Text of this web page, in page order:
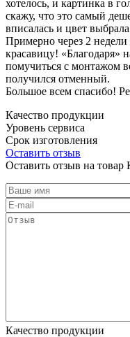
хотелось, и картинка в
скажу, что это самый
вписалась и цвет
Примерно через 2
красавицу!
помучиться с монтажом
получился отменный.
Большое всем спасибо!
Качество продукции
Уровень сервиса
Срок изготовления
Оставить отзыв
Оставить отзыв на товар
Качество продукции